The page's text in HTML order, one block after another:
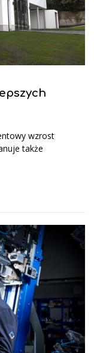
wzrost
także